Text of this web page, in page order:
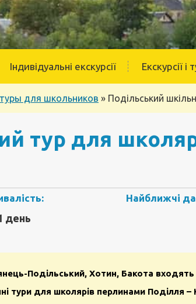
Індивідуальні екскурсії Екскурсії
для школьников » Подільський
тур для
день
Найближчі
Подільський, Хотин, Бакота
тури для школярів перлинами Поділля –